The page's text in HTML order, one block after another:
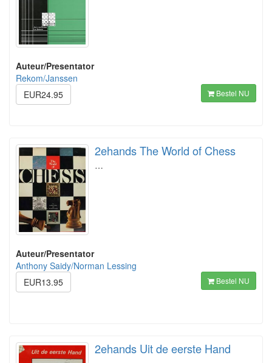
Auteur/Presentator
Rekom/Janssen
EUR24.95
Bestel NU
2ehands The World of Chess
…
Auteur/Presentator
Anthony Saidy/Norman Lessing
EUR13.95
Bestel NU
2ehands Uit de eerste Hand